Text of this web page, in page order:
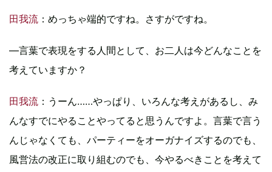
田我流 ：めっちゃ端的ですね。さすがですね。
―言葉で表現をする人間として、お二人は今どんなことを
考えていますか？
田我流 ：うーん……やっぱり、いろんな考えがあるし、み
んなすでにやることやってると思うんですよ。言葉で言う
んじゃなくても、パーティーをオーガナイズするのでも、
風営法の改正に取り組むのでも、今やるべきことを考えて